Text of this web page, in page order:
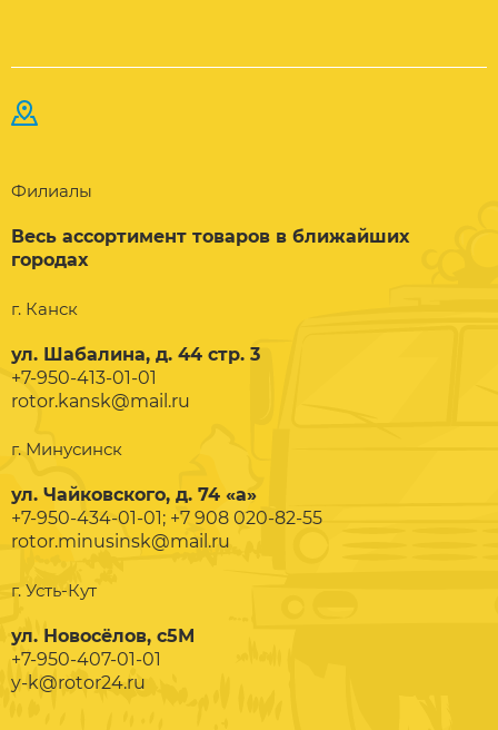
Филиалы
Весь ассортимент товаров в ближайших
городах
г. Канск
ул. Шабалина, д. 44 стр. 3
+7-950-413-01-01
rotor.kansk@mail.ru
г. Минусинск
ул. Чайковского, д. 74 «а»
+7-950-434-01-01; +7 908 020-82-55
rotor.minusinsk@mail.ru
г. Усть-Кут
ул. Новосёлов, с5М
+7-950-407-01-01
y-k@rotor24.ru